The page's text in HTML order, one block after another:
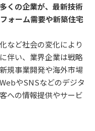
くの企業が、最新技術
ォーム需要や新築住宅
など社会の変化により
伴い、業界企業は戦略
規事業開発や海外市場
やSNSなどのデジタ
への情報提供やサービ